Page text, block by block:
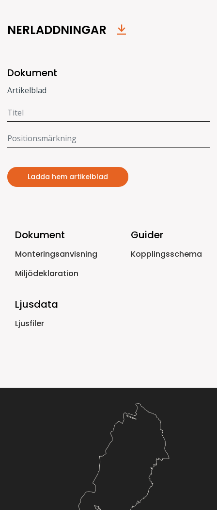
NERLADDNINGAR
Dokument
Artikelblad
Ladda hem artikelblad
Dokument
Monteringsanvisning
Miljödeklaration
Guider
Kopplingsschema
Ljusdata
Ljusfiler